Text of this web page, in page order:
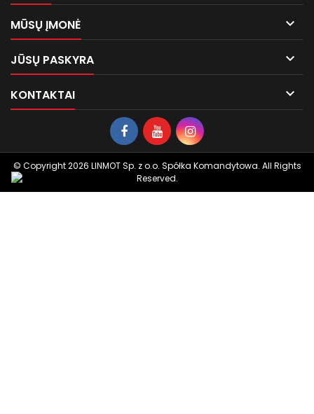
MŪSŲ ĮMONĖ 
JŪSŲ PASKYRA 
KONTAKTAI 
© Copyright 2026 LINMOT Sp. z o.o. Spółka Komandytowa. All Rights
Reserved.